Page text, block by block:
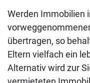
Werden Immobilien
übertragen, so
Eltern vielfach ein
Alternativ wird zur